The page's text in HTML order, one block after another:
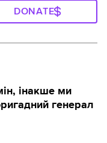
DONATE
інакше ми
генерал